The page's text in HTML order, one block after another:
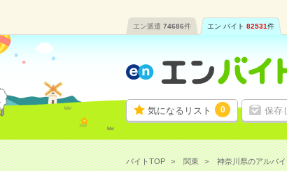
エン派遣 74686件 エン バイト 82531件
気になるリスト 0 保存
バイトTOP 関東 神奈川県のアルバ